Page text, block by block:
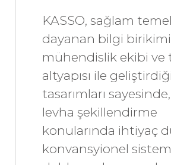
KASSO, sağlam
dayanan bilgi
mühendislik ekibi ve
altyapısı ile
tasarımları sayesinde,
levha şekillendirme
konularında ihtiyaç
konvansyionel sistem